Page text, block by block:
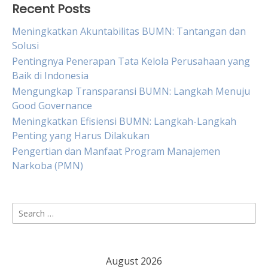
Recent Posts
Meningkatkan Akuntabilitas BUMN: Tantangan dan
Solusi
Pentingnya Penerapan Tata Kelola Perusahaan yang
Baik di Indonesia
Mengungkap Transparansi BUMN: Langkah Menuju
Good Governance
Meningkatkan Efisiensi BUMN: Langkah-Langkah
Penting yang Harus Dilakukan
Pengertian dan Manfaat Program Manajemen
Narkoba (PMN)
Search
for:
August 2026